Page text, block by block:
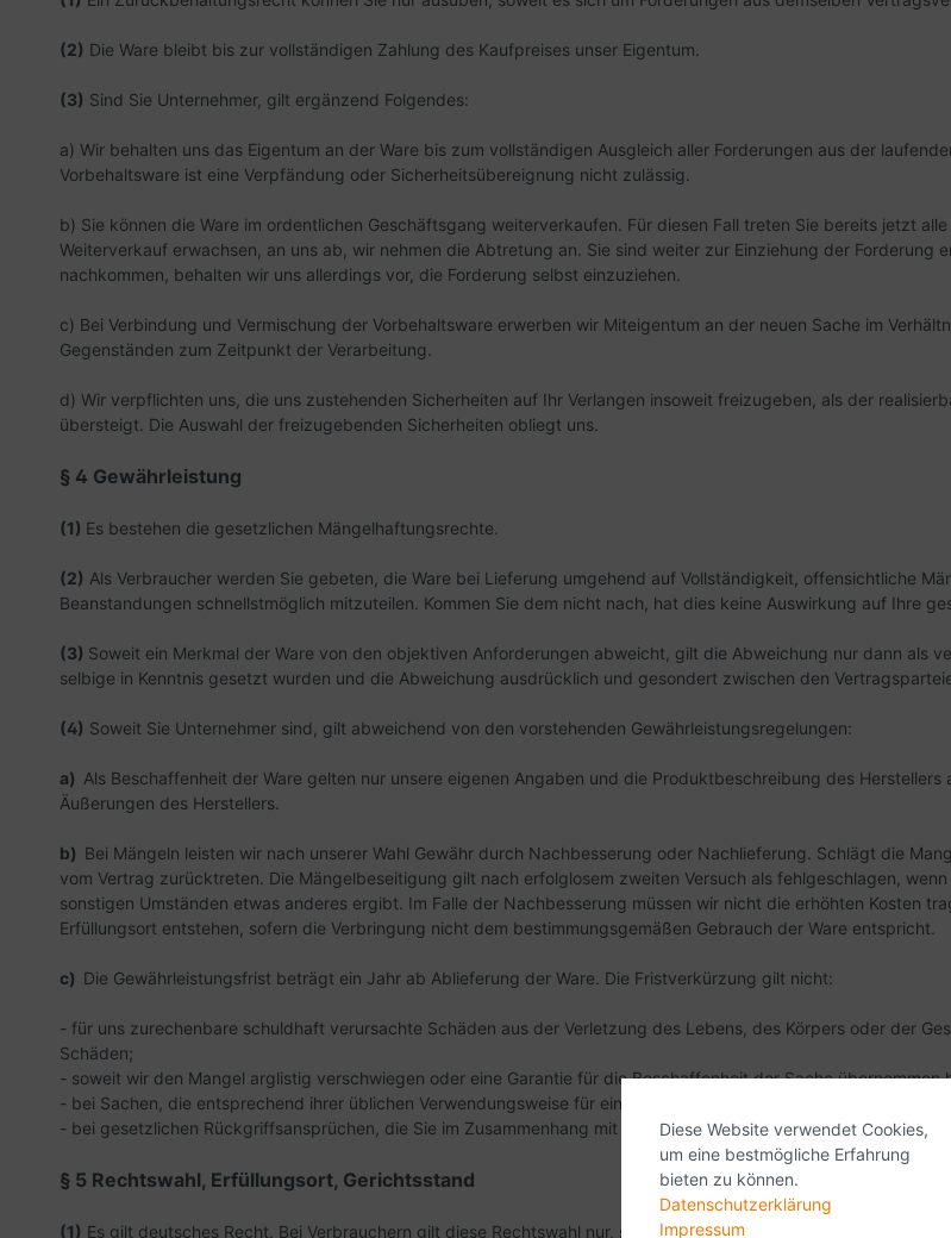
(2) Die Ware bleibt bis zur vollständigen Zahlung des Kaufpreises unser Eigentum.
(3) Sind Sie Unternehmer, gilt ergänzend Folgendes:
a) Wir behalten uns das Eigentum an der Ware bis zum vollständigen Ausgleich aller Forderungen aus der
Vorbehaltsware ist eine Verpfändung oder Sicherheitsübereignung nicht zulässig.
b) Sie können die Ware im ordentlichen Geschäftsgang weiterverkaufen. Für diesen Fall treten Sie bereits jetzt
Weiterverkauf erwachsen, an uns ab, wir nehmen die Abtretung an. Sie sind weiter zur Einziehung der
nachkommen, behalten wir uns allerdings vor, die Forderung selbst einzuziehen.
c) Bei Verbindung und Vermischung der Vorbehaltsware erwerben wir Miteigentum an der neuen Sache im
Gegenständen zum Zeitpunkt der Verarbeitung.
d) Wir verpflichten uns, die uns zustehenden Sicherheiten auf Ihr Verlangen insoweit freizugeben, als der
übersteigt. Die Auswahl der freizugebenden Sicherheiten obliegt uns.
§ 4 Gewährleistung
(1) Es bestehen die gesetzlichen Mängelhaftungsrechte.
(2) Als Verbraucher werden Sie gebeten, die Ware bei Lieferung umgehend auf Vollständigkeit, offensichtliche
Beanstandungen schnellstmöglich mitzuteilen. Kommen Sie dem nicht nach, hat dies keine Auswirkung auf Ihre
(3) Soweit ein Merkmal der Ware von den objektiven Anforderungen abweicht, gilt die Abweichung nur dann als
selbige in Kenntnis gesetzt wurden und die Abweichung ausdrücklich und gesondert zwischen den
(4) Soweit Sie Unternehmer sind, gilt abweichend von den vorstehenden Gewährleistungsregelungen:
a) Als Beschaffenheit der Ware gelten nur unsere eigenen Angaben und die Produktbeschreibung des
Äußerungen des Herstellers.
b) Bei Mängeln leisten wir nach unserer Wahl Gewähr durch Nachbesserung oder Nachlieferung. Schlägt die
vom Vertrag zurücktreten. Die Mängelbeseitigung gilt nach erfolglosem zweiten Versuch als fehlgeschlagen,
sonstigen Umständen etwas anderes ergibt. Im Falle der Nachbesserung müssen wir nicht die erhöhten Kosten
Erfüllungsort entstehen, sofern die Verbringung nicht dem bestimmungsgemäßen Gebrauch der Ware entspricht.
c) Die Gewährleistungsfrist beträgt ein Jahr ab Ablieferung der Ware. Die Fristverkürzung gilt nicht:
- für uns zurechenbare schuldhaft verursachte Schäden aus der Verletzung des Lebens, des Körpers oder der
Schäden;
- soweit wir den Mangel arglistig verschwiegen oder eine Garantie für die Beschaffenheit der Sache übernommen
- bei Sachen, die entsprechend ihrer üblichen Verwendungsweise für ein Bauwerk verwendet worden sind und
- bei gesetzlichen Rückgriffsansprüchen, die Sie im Zusammenhang mit Mängelrechten gegen uns haben.
§ 5 Rechtswahl, Erfüllungsort, Gerichtsstand
(1) Es gilt deutsches Recht. Bei Verbrauchern gilt diese Rechtswahl nur, soweit hierdurch der durch zwingende
Diese Website verwendet Cookies,
um eine bestmögliche Erfahrung
bieten zu können.
Datenschutzerklärung
Impressum